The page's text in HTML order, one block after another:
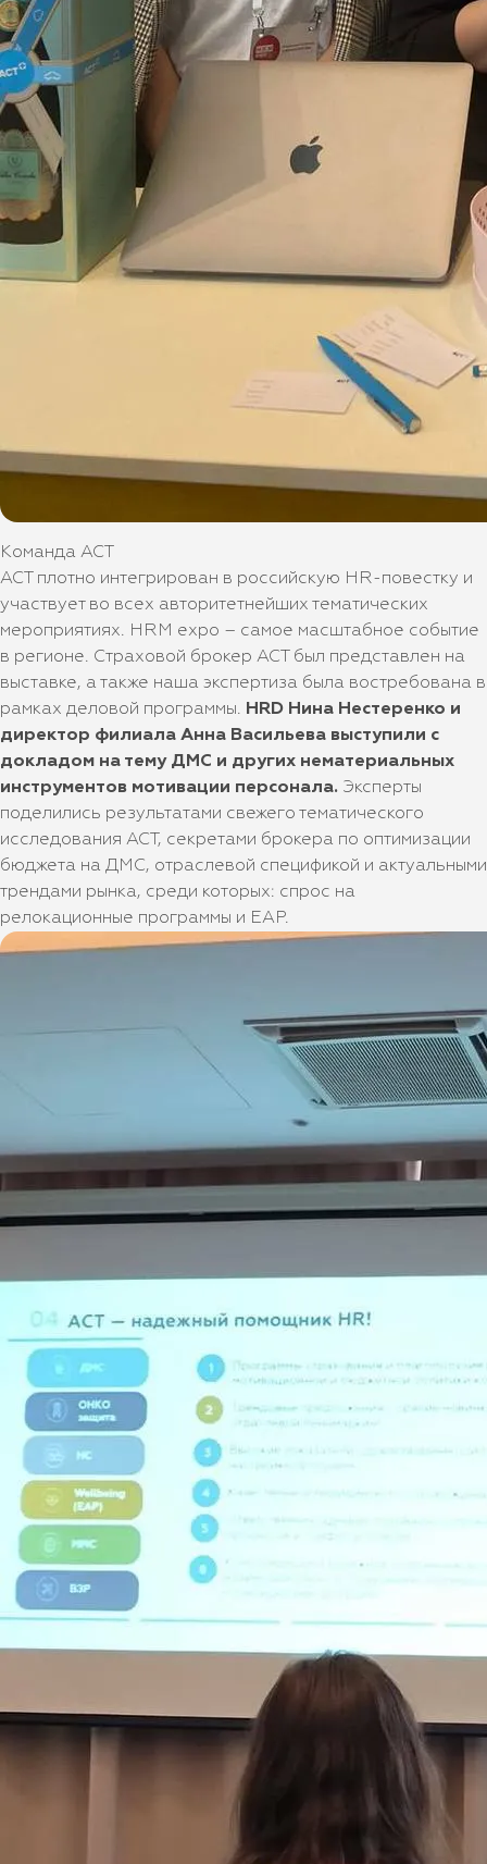
Команда АСТ
АСТ плотно интегрирован в российскую HR-повестку и
участвует во всех авторитетнейших тематических
мероприятиях. HRM expo – самое масштабное событие
в регионе. Страховой брокер АСТ был представлен на
выставке, а также наша экспертиза была востребована в
рамках деловой программы. HRD Нина Нестеренко и
директор филиала Анна Васильева выступили с
докладом на тему ДМС и других нематериальных
инструментов мотивации персонала. Эксперты
поделились результатами свежего тематического
исследования АСТ, секретами брокера по оптимизации
бюджета на ДМС, отраслевой спецификой и актуальными
трендами рынка, среди которых: спрос на
релокационные программы и EAP.